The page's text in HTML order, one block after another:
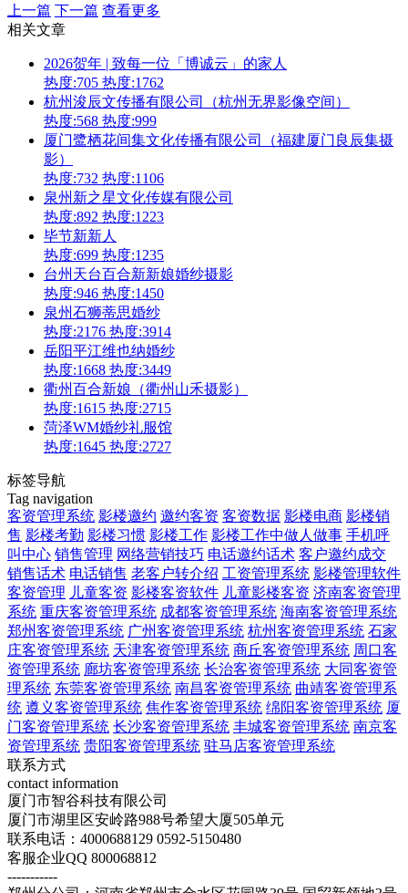
上一篇 下一篇 查看更多
相关文章
2026贺年 | 致每一位「博诚云」的家人
热度:705 热度:1762
杭州浚辰文传播有限公司（杭州无界影像空间）
热度:568 热度:999
厦门鹭栖花间集文化传播有限公司（福建厦门良辰集摄
影）
热度:732 热度:1106
泉州新之星文化传媒有限公司
热度:892 热度:1223
毕节新新人
热度:699 热度:1235
台州天台百合新新娘婚纱摄影
热度:946 热度:1450
泉州石狮蒂思婚纱
热度:2176 热度:3914
岳阳平江维也纳婚纱
热度:1668 热度:3449
衢州百合新娘（衢州山禾摄影）
热度:1615 热度:2715
菏泽WM婚纱礼服馆
热度:1645 热度:2727
标签导航
Tag navigation
客资管理系统 影楼邀约 邀约客资 客资数据 影楼电商 影楼销
售 影楼考勤 影楼习惯 影楼工作 影楼工作中做人做事 手机呼
叫中心 销售管理 网络营销技巧 电话邀约话术 客户邀约成交
销售话术 电话销售 老客户转介绍 工资管理系统 影楼管理软件
客资管理 儿童客资 影楼客资软件 儿童影楼客资 济南客资管理
系统 重庆客资管理系统 成都客资管理系统 海南客资管理系统
郑州客资管理系统 广州客资管理系统 杭州客资管理系统 石家
庄客资管理系统 天津客资管理系统 商丘客资管理系统 周口客
资管理系统 廊坊客资管理系统 长治客资管理系统 大同客资管
理系统 东莞客资管理系统 南昌客资管理系统 曲靖客资管理系
统 遵义客资管理系统 焦作客资管理系统 绵阳客资管理系统 厦
门客资管理系统 长沙客资管理系统 丰城客资管理系统 南京客
资管理系统 贵阳客资管理系统 驻马店客资管理系统
联系方式
contact information
厦门市智谷科技有限公司
厦门市湖里区安岭路988号希望大厦505单元
联系电话：4000688129 0592-5150480
客服企业QQ 800068812
-----------